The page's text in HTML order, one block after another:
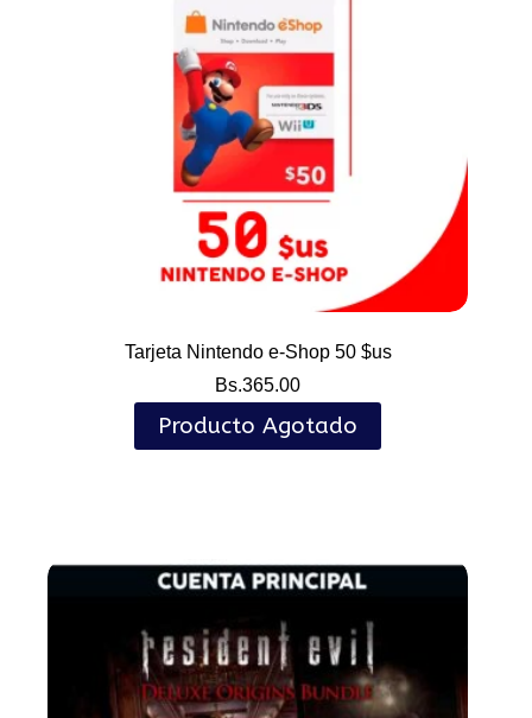
Tarjeta Nintendo e-Shop 50 $us
Bs.365.00
Producto Agotado